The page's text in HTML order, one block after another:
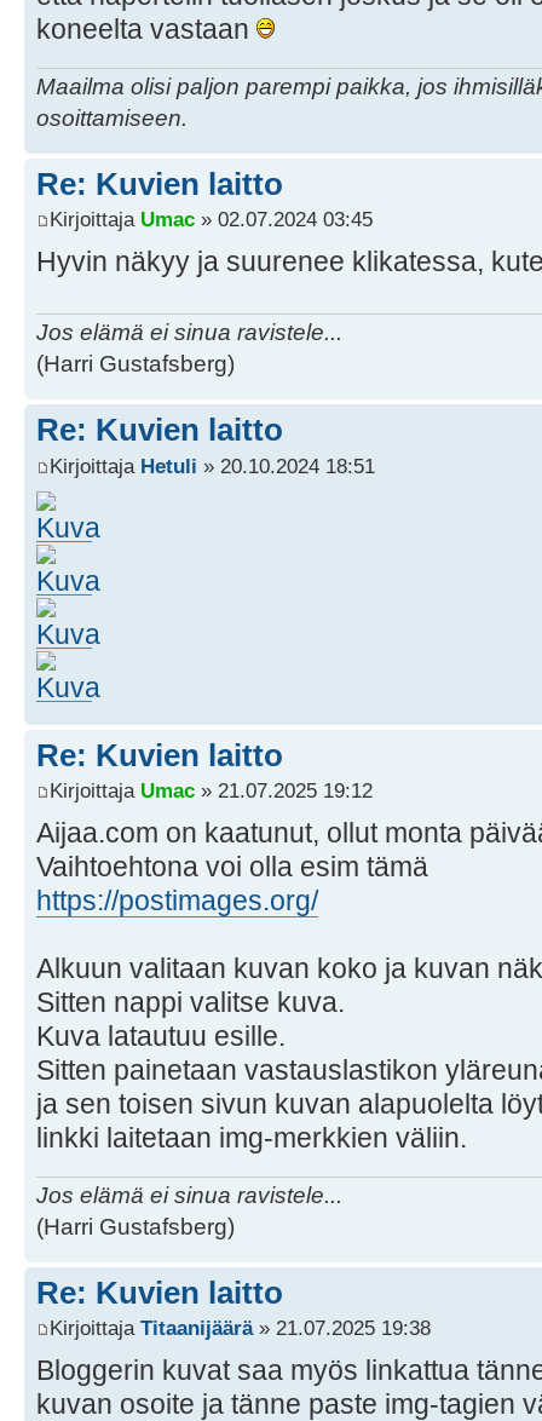
koneelta vastaan
Maailma olisi paljon parempi paikka, jos
osoittamiseen.
Re: Kuvien laitto
Kirjoittaja Umac » 02.07.2024 03:45
Hyvin näkyy ja suurenee klikatessa,
Jos elämä ei sinua ravistele...
(Harri Gustafsberg)
Re: Kuvien laitto
Kirjoittaja Hetuli » 20.10.2024 18:51
Re: Kuvien laitto
Kirjoittaja Umac » 21.07.2025 19:12
Aijaa.com on kaatunut, ollut monta
Vaihtoehtona voi olla esim tämä
https://postimages.org/
Alkuun valitaan kuvan koko ja kuvan
Sitten nappi valitse kuva.
Kuva latautuu esille.
Sitten painetaan vastauslastikon
ja sen toisen sivun kuvan alapuolelta
linkki laitetaan img-merkkien väliin.
Jos elämä ei sinua ravistele...
(Harri Gustafsberg)
Re: Kuvien laitto
Kirjoittaja Titaanijäärä» 21.07.2025 19:38
Bloggerin kuvat saa myös linkattua
kuvan osoite ja tänne paste img-tagien